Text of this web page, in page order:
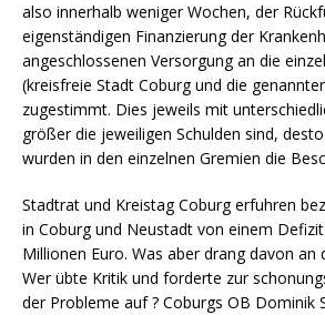
also innerhalb weniger Wochen, der
eigenständigen Finanzierung der
angeschlossenen Versorgung an die
(kreisfreie Stadt Coburg und die
zugestimmt. Dies jeweils mit
größer die jeweiligen Schulden sind,
wurden in den einzelnen Gremien die
Stadtrat und Kreistag Coburg erfuhren
in Coburg und Neustadt von einem
Millionen Euro. Was aber drang davon an
Wer übte Kritik und forderte zur
der Probleme auf ? Coburgs OB Dominik